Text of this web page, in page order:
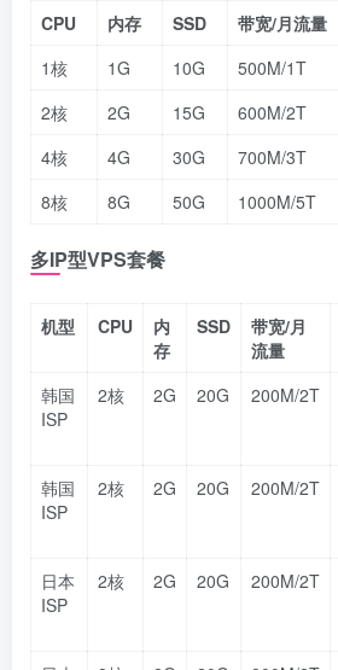
CPU 内存 SSD 带宽/月流量
1核
1G 10G 500M/1T
2核
2G 15G 600M/2T
4核
4G 30G 700M/3T
8核
8G 50G 1000M/5T
多IP型VPS套餐
机型 CPU
内
存
SSD
带宽/月
流量
韩国
ISP
2核 2G 20G 200M/2T
韩国
ISP
2核 2G 20G 200M/2T
日本
ISP
2核 2G 20G 200M/2T